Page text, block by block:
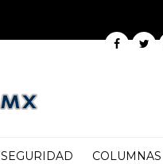
SEGURIDAD COLUMNAS